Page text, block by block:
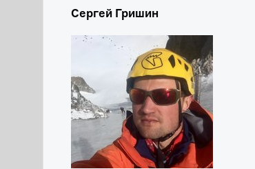
Сергей Гришин